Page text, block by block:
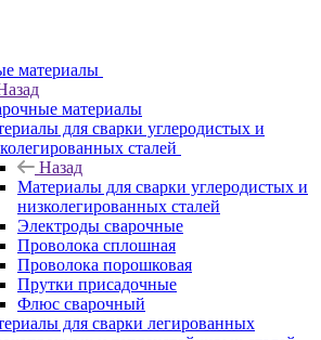
материалы
материалы
для сварки углеродистых и
сталей
Назад
Материалы для сварки углеродистых и
низколегированных сталей
Электроды сварочные
Проволока сплошная
Проволока порошковая
Прутки присадочные
Флюс сварочный
для сварки легированных